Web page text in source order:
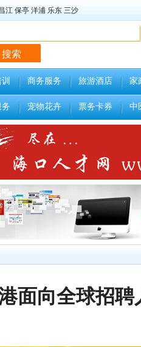
江 保亭 洋浦 乐东 三沙
训 商务服务 旅游酒店 家
务 宠物花卉 票务卡券 中
面向全球招